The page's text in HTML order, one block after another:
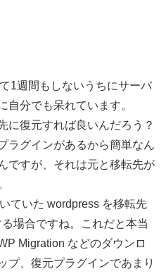
1週間もしないうちにサーバ
自分でも呆れています。
に復元すれば良いんだろう？
ラグインがあるから簡単なん
ですが、それは元と移転先が
ていた wordpress を移転先
場合ですね。これだと本当
Migration などのダウンロ
プ、復元プラグインであまり